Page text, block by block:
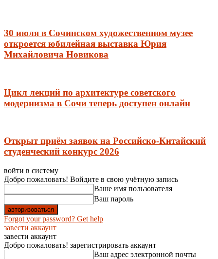
30 июля в Сочинском художественном музее
откроется юбилейная выставка Юрия
Михайловича Новикова
Цикл лекций по архитектуре советского
модернизма в Сочи теперь доступен онлайн
Открыт приём заявок на Российско-Китайский
студенческий конкурс 2026
войти в систему
Добро пожаловать! Войдите в свою учётную запись
Ваше имя пользователя
Ваш пароль
Forgot your password? Get help
завести аккаунт
завести аккаунт
Добро пожаловать! зарегистрировать аккаунт
Ваш адрес электронной почты